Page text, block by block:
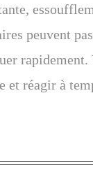
peuvent
rapidement.
et réagir à